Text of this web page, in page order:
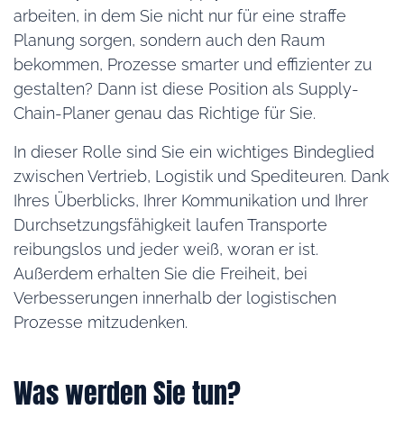
arbeiten, in dem Sie nicht nur für eine straffe
Planung sorgen, sondern auch den Raum
bekommen, Prozesse smarter und effizienter zu
gestalten? Dann ist diese Position als Supply-
Chain-Planer genau das Richtige für Sie.
In dieser Rolle sind Sie ein wichtiges Bindeglied
zwischen Vertrieb, Logistik und Spediteuren. Dank
Ihres Überblicks, Ihrer Kommunikation und Ihrer
Durchsetzungsfähigkeit laufen Transporte
reibungslos und jeder weiß, woran er ist.
Außerdem erhalten Sie die Freiheit, bei
Verbesserungen innerhalb der logistischen
Prozesse mitzudenken.
Was werden Sie tun?